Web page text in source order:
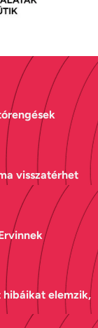
visszatérhet
hibáikat elemzik,